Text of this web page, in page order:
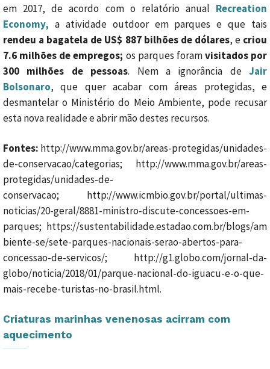
em 2017, de acordo com o relatório anual Recreation
Economy, a atividade outdoor em parques e que tais
rendeu a bagatela de US$ 887 bilhões de dólares, e criou
7.6 milhões de empregos; os parques foramvisitados por
300 milhões de pessoas. Nem a ignorância de Jair
Bolsonaro, que quer acabar com áreas protegidas, e
desmantelar o Ministério do Meio Ambiente, pode recusar
esta nova realidade e abrir mão destes recursos.
Fontes: http://www.mma.gov.br/areas-protegidas/unidades-
de-conservacao/categorias; http://www.mma.gov.br/areas-
protegidas/unidades-de-
conservacao; http://www.icmbio.gov.br/portal/ultimas-
noticias/20-geral/8881-ministro-discute-concessoes-em-
parques; https://sustentabilidade.estadao.com.br/blogs/am
biente-se/sete-parques-nacionais-serao-abertos-para-
concessao-de-servicos/; http://g1.globo.com/jornal-da-
globo/noticia/2018/01/parque-nacional-do-iguacu-e-o-que-
mais-recebe-turistas-no-brasil.html.
Criaturas marinhas venenosas acirram com
aquecimento